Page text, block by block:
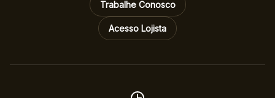
Trabalhe Conosco
Acesso Lojista